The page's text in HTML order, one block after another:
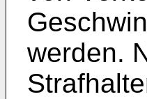
werden.